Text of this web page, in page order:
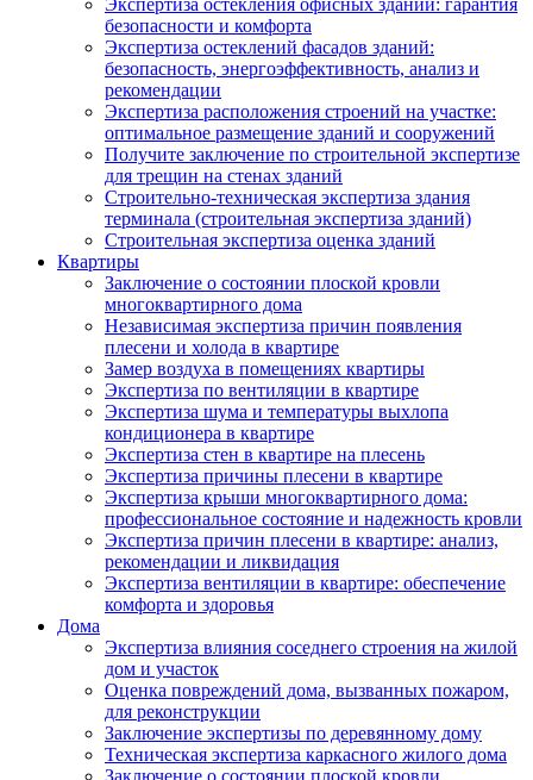
Экспертиза остекления офисных зданий: гарантия
безопасности и комфорта
Экспертиза остеклений фасадов зданий:
безопасность, энергоэффективность, анализ и
рекомендации
Экспертиза расположения строений на участке:
оптимальное размещение зданий и сооружений
Получите заключение по строительной экспертизе
для трещин на стенах зданий
Строительно-техническая экспертиза здания
терминала (строительная экспертиза зданий)
Строительная экспертиза оценка зданий
Квартиры
Заключение о состоянии плоской кровли
многоквартирного дома
Независимая экспертиза причин появления
плесени и холода в квартире
Замер воздуха в помещениях квартиры
Экспертиза по вентиляции в квартире
Экспертиза шума и температуры выхлопа
кондиционера в квартире
Экспертиза стен в квартире на плесень
Экспертиза причины плесени в квартире
Экспертиза крыши многоквартирного дома:
профессиональное состояние и надежность кровли
Экспертиза причин плесени в квартире: анализ,
рекомендации и ликвидация
Экспертиза вентиляции в квартире: обеспечение
комфорта и здоровья
Дома
Экспертиза влияния соседнего строения на жилой
дом и участок
Оценка повреждений дома, вызванных пожаром,
для реконструкции
Заключение экспертизы по деревянному дому
Техническая экспертиза каркасного жилого дома
Заключение о состоянии плоской кровли